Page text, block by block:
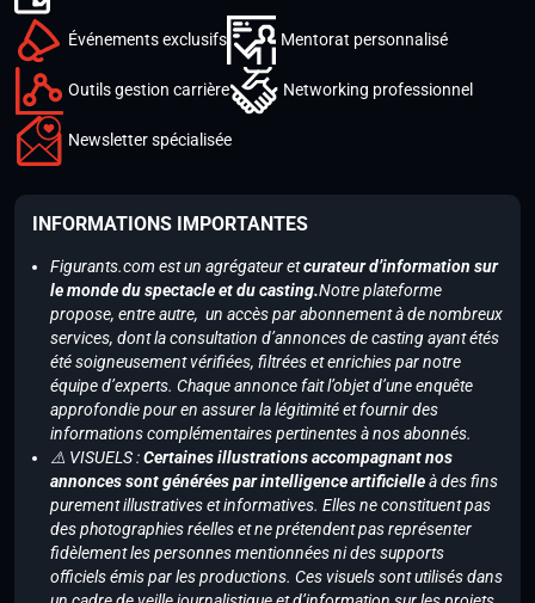
Événements exclusifs Mentorat personnalisé
Outils gestion carrière Networking professionnel
Newsletter spécialisée
INFORMATIONS IMPORTANTES
Figurants.com est un agrégateur etcurateur d’information sur
le monde du spectacle et du casting.Notre plateforme
propose, entre autre, un accès par abonnement à de nombreux
services, dont la consultation d’annonces de casting ayant étés
été soigneusement vérifiées, filtrées et enrichies par notre
équipe d’experts. Chaque annonce fait l’objet d’une enquête
approfondie pour en assurer la légitimité et fournir des
informations complémentaires pertinentes à nos abonnés.
⚠️ VISUELS :Certaines illustrations accompagnant nos
annonces sont générées par intelligence artificielleà des fins
purement illustratives et informatives. Elles ne constituent pas
des photographies réelles et ne prétendent pas représenter
fidèlement les personnes mentionnées ni des supports
officiels émis par les productions. Ces visuels sont utilisés dans